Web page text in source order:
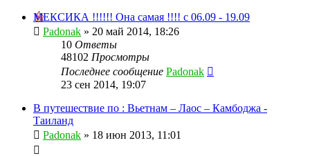
МЕКСИКА !!!!!! Она самая !!!! с 06.09 - 19.09
Padonak » 20 май 2014, 18:26
10 Ответы
48102 Просмотры
Последнее сообщение Padonak
23 сен 2014, 19:07
В путешествие по : Вьетнам – Лаос – Камбоджа -
Таиланд
Padonak » 18 июн 2013, 11:01